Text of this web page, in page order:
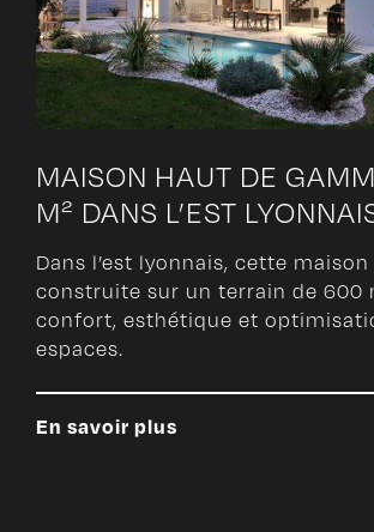
MAISON HAUT DE
M² DANS L’EST
Dans l’est lyonnais, cette maison
construite sur un terrain de 600
confort, esthétique et
espaces.
En savoir plus